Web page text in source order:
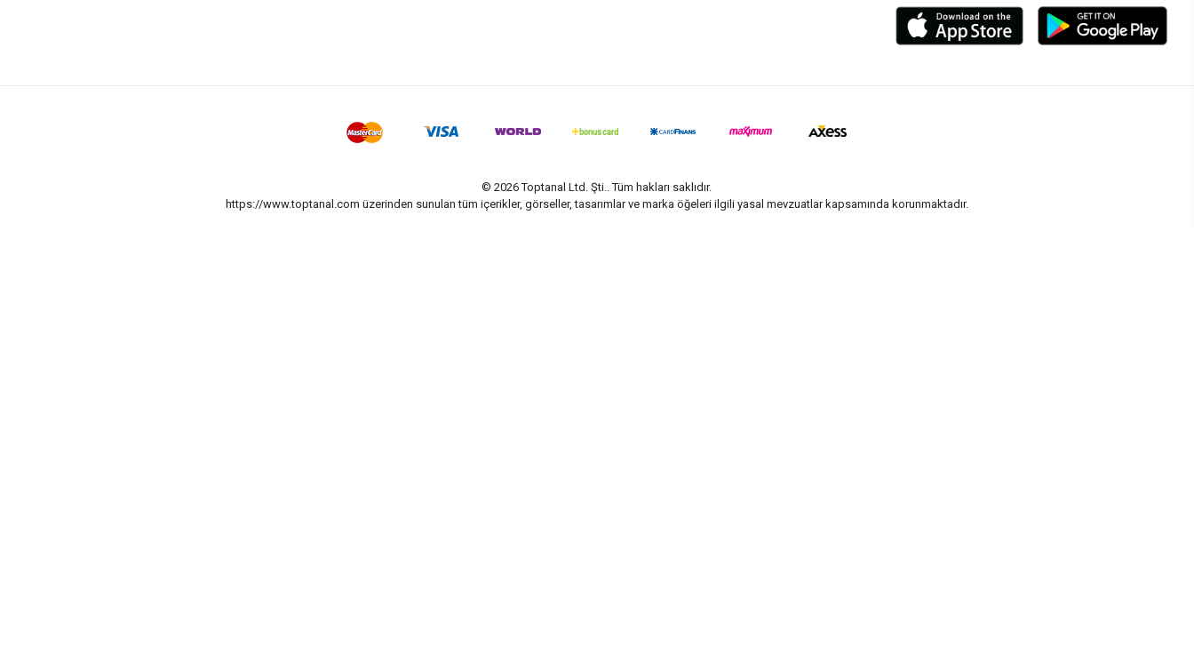
© 2026 Toptanal Ltd. Şti.. Tüm hakları saklıdır.
https://www.toptanal.com üzerinden sunulan tüm içerikler, görseller, tasarımlar ve marka öğeleri ilgili yasal mevzuatlar kapsamında korunmaktadır.